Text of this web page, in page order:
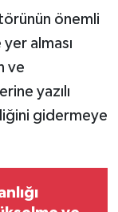
önemli
alması
ve
yazılı
gidermeye